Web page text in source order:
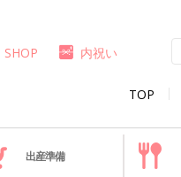
TOP
SHOP 内祝い
出産準備